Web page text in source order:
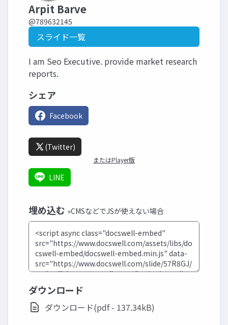
Arpit Barve
@789632145
スライド一覧
I am Seo Executive. provide market research
reports.
シェア
Facebook
(Twitter)
またはPlayer版
LINE
埋め込む »CMSなどでJSが使えない場合
ダウンロード
ダウンロード(pdf - 137.34kB)